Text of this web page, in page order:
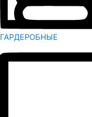
ГАРДЕРОБНЫЕ